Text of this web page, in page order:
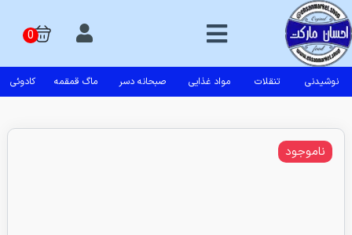
نوشیدنی تنقلات مواد غذایی صبحانه دسر ماگ قمقمه کادوئی
ناموجود